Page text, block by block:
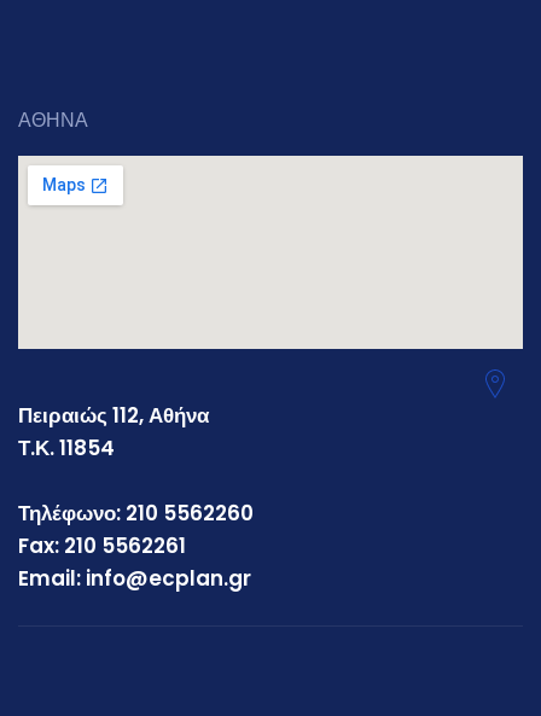
ΑΘΗΝΑ
Πειραιώς 112, Αθήνα
Τ.Κ. 11854
Τηλέφωνο: 210 5562260
Fax: 210 5562261
Email: info@ecplan.gr